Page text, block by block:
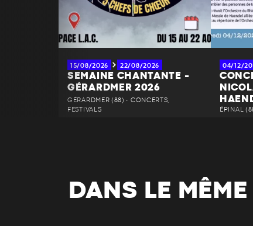
15/08/2026 22/08/2026
SEMAINE CHANTANTE -
GÉRARDMER 2026
GÉRARDMER (88) • CONCERTS,
FESTIVALS
04/12/
ÉPINAL
DANS LE